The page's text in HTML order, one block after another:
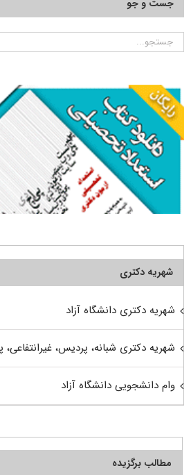
جست و جو
جستجو
شهریه دکتری
شهریه دکتری دانشگاه آزاد
شهریه دکتری شبانه، پردیس، غیرانتفاعی،
وام دانشجویی دانشگاه آزاد
مطالب برگزیده